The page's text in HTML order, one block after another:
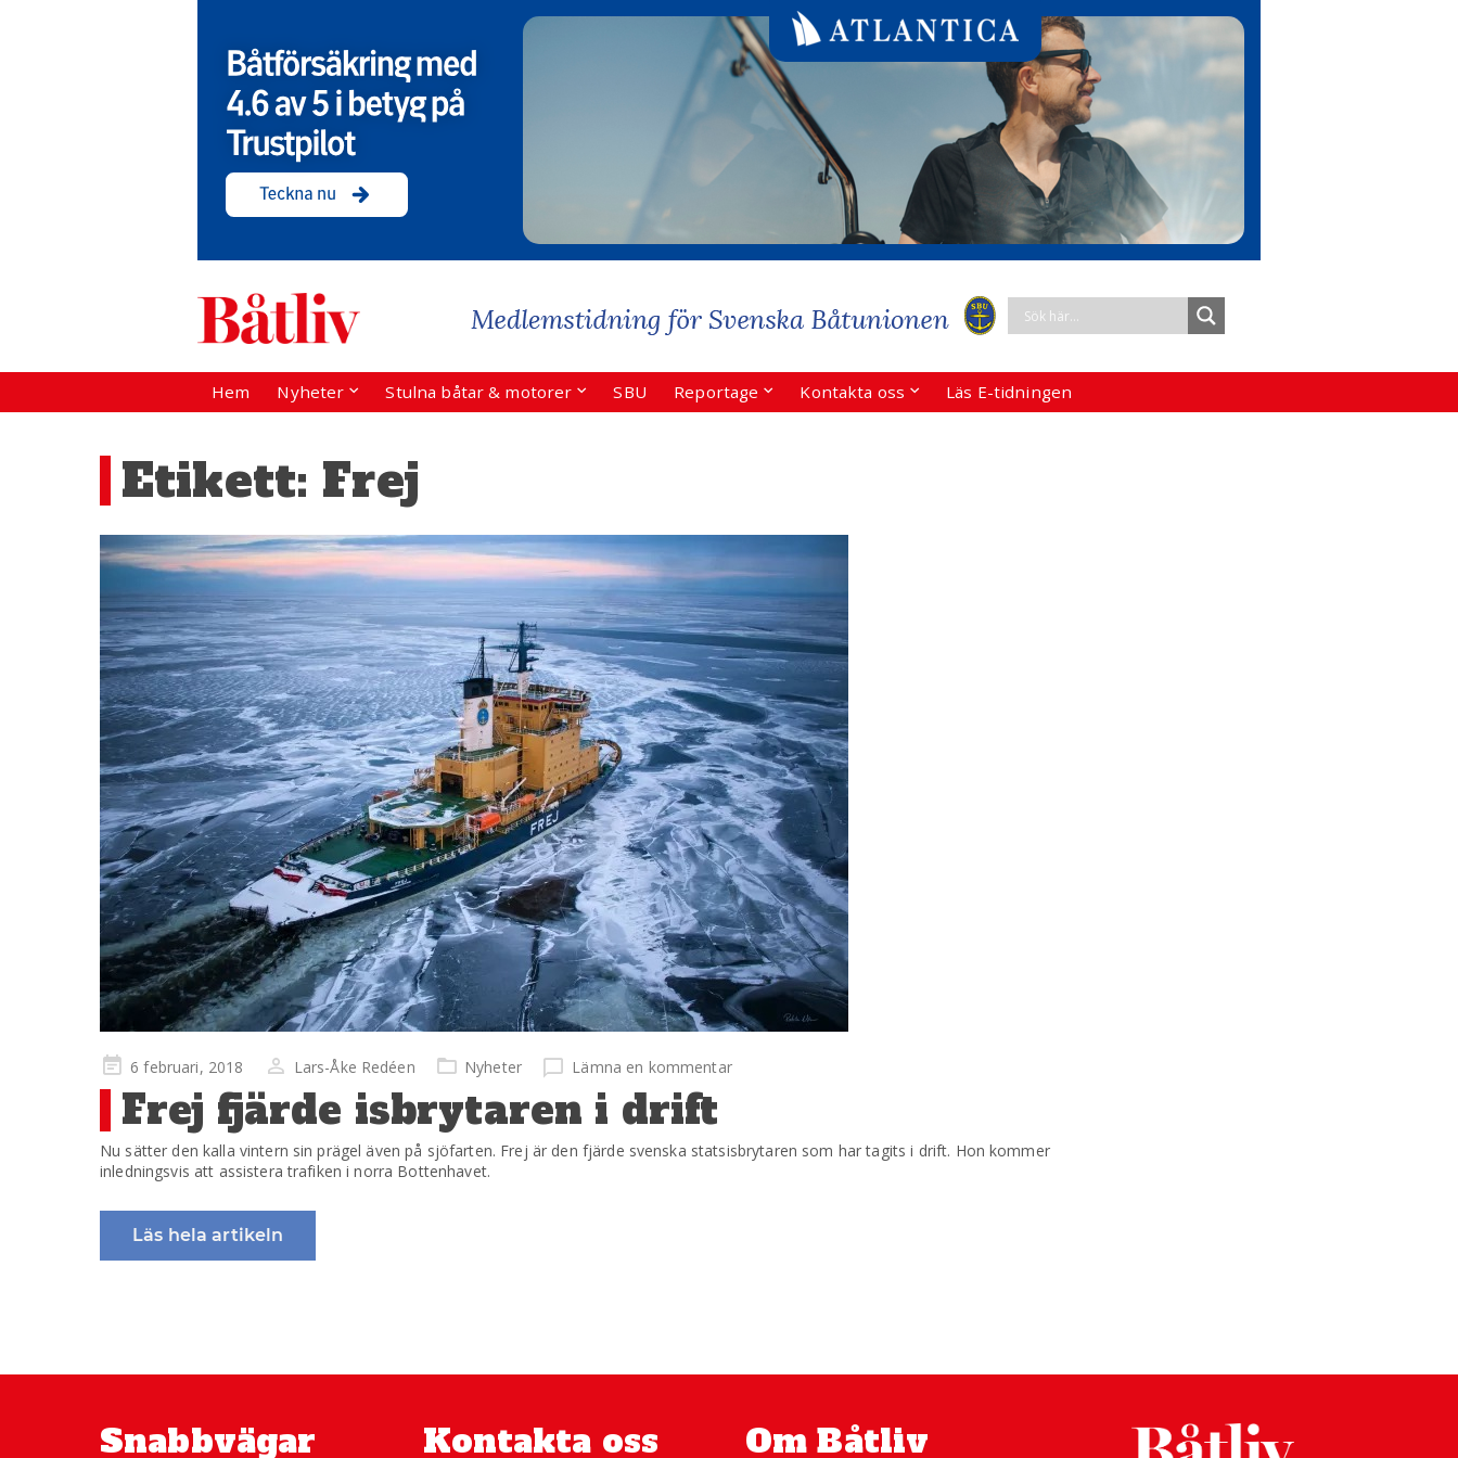
Hem Nyheter Stulna båtar & motorer SBU Reportage Kontakta oss Läs E-tidningen
Etikett: Frej
Publicerad
på
6 februari, 2018 Lars-Åke Redéen Nyheter Lämna en kommentar
Frej fjärde isbrytaren i drift
Nu sätter den kalla vintern sin prägel även på sjöfarten. Frej är den fjärde svenska statsisbrytaren som har tagits i drift. Hon kommer
inledningsvis att assistera trafiken i norra Bottenhavet.
Läs hela artikeln
Snabbvägar Kontakta oss Om Båtliv